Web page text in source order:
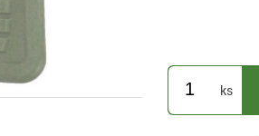
ks